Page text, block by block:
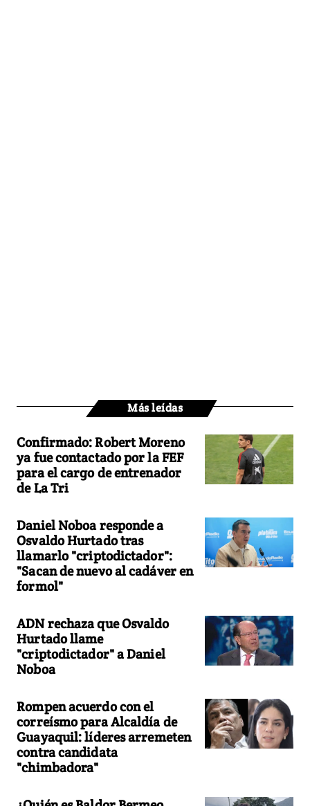
Más leídas
Confirmado: Robert Moreno
ya fue contactado por la FEF
para el cargo de entrenador
de La Tri
Daniel Noboa responde a
Osvaldo Hurtado tras
llamarlo "criptodictador":
"Sacan de nuevo al cadáver en
formol"
ADN rechaza que Osvaldo
Hurtado llame
"criptodictador" a Daniel
Noboa
Rompen acuerdo con el
correísmo para Alcaldía de
Guayaquil: líderes arremeten
contra candidata
"chimbadora"